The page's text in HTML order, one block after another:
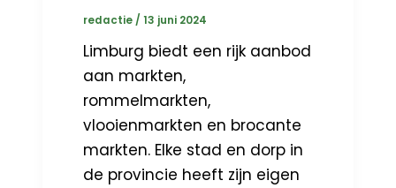
redactie/13 juni 2024
Limburg biedt een rijk aanbod
aan markten,
rommelmarkten,
vlooienmarkten en brocante
markten. Elke stad en dorp in
de provincie heeft zijn eigen